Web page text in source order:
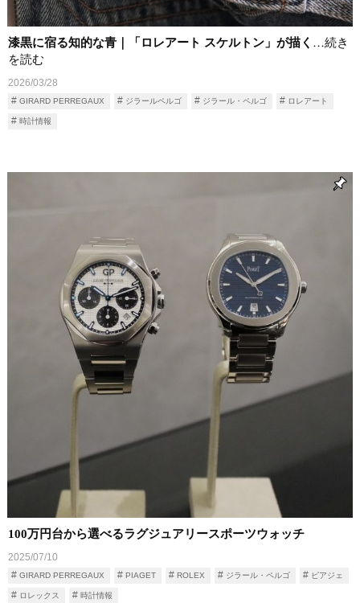
漆黒に宿る知的な青｜「ロレアート スケルトン」が描く …続き
を読む
2026/03/28
GIRARD PERREGAUX ジラールペルゴ ジラール・ペルゴ ロレアート
時計情報
100万円台から選べるラグジュアリースポーツウォッチ
2025/07/10
GIRARD PERREGAUX PIAGET ROLEX ジラール・ペルゴ ピアジェ
ロレックス 時計情報